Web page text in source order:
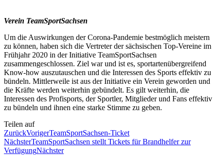
Verein TeamSportSachsen
Um die Auswirkungen der Corona-Pandemie bestmöglich meistern
zu können, haben sich die Vertreter der sächsischen Top-Vereine im
Frühjahr 2020 in der Initiative TeamSportSachsen
zusammengeschlossen. Ziel war und ist es, sportartenübergreifend
Know-how auszutauschen und die Interessen des Sports effektiv zu
bündeln. Mittlerweile ist aus der Initiative ein Verein geworden und
die Kräfte werden weiterhin gebündelt. Es gilt weiterhin, die
Interessen des Profisports, der Sportler, Mitglieder und Fans effektiv
zu bündeln und ihnen eine starke Stimme zu geben.
Teilen auf
ZurückVorigerTeamSportSachsen-Ticket
NächsterTeamSportSachsen stellt Tickets für Brandhelfer zur
VerfügungNächster